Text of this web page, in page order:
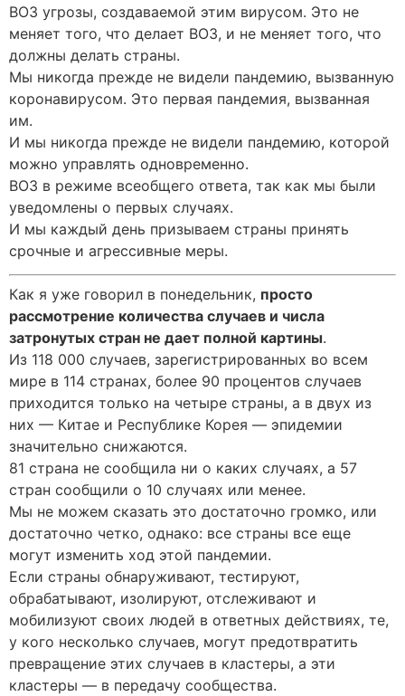
ВОЗ угрозы, создаваемой этим вирусом. Это не
меняет того, что делает ВОЗ, и не меняет того, что
должны делать страны.
Мы никогда прежде не видели пандемию, вызванную
коронавирусом. Это первая пандемия, вызванная
им.
И мы никогда прежде не видели пандемию, которой
можно управлять одновременно.
ВОЗ в режиме всеобщего ответа, так как мы были
уведомлены о первых случаях.
И мы каждый день призываем страны принять
срочные и агрессивные меры.
Как я уже говорил в понедельник, просто
рассмотрение количества случаев и числа
затронутых стран не дает полной картины.
Из 118 000 случаев, зарегистрированных во всем
мире в 114 странах, более 90 процентов случаев
приходится только на четыре страны, а в двух из
них — Китае и Республике Корея — эпидемии
значительно снижаются.
81 страна не сообщила ни о каких случаях, а 57
стран сообщили о 10 случаях или менее.
Мы не можем сказать это достаточно громко, или
достаточно четко, однако: все страны все еще
могут изменить ход этой пандемии.
Если страны обнаруживают, тестируют,
обрабатывают, изолируют, отслеживают и
мобилизуют своих людей в ответных действиях, те,
у кого несколько случаев, могут предотвратить
превращение этих случаев в кластеры, а эти
кластеры — в передачу сообщества.